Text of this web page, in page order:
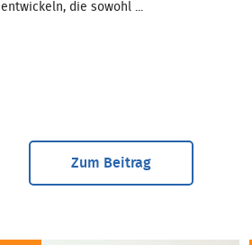
entwickeln, die sowohl ...
Zum Beitrag